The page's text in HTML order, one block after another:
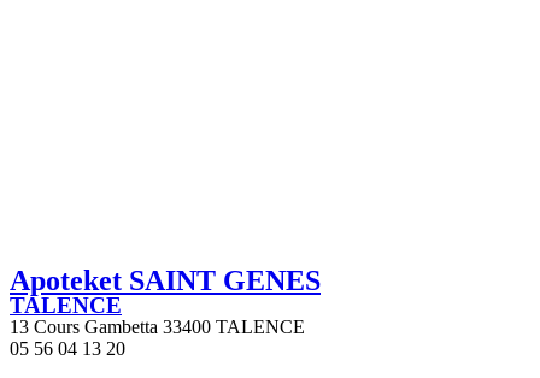
Apoteket SAINT GENES
TALENCE
13 Cours Gambetta 33400 TALENCE
05 56 04 13 20